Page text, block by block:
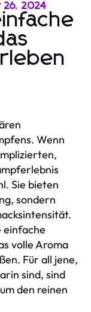
26, 2024
Wenn
Sie bieten
sondern
einfache
volle Aroma
Für all jene,
sind, sind
den reinen